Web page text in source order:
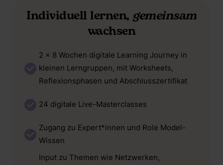
Individuell lernen,gemeinsam
wachsen
2 x 8 Wochen digitale Learning Journey in
kleinen Lerngruppen, mit Worksheets,
Reflexionsphasen und Abschlusszertifikat
24 digitale Live-Masterclasses
Zugang zu Expert*innen und Role Model-
Wissen
Input zu Themen wie Netzwerken,